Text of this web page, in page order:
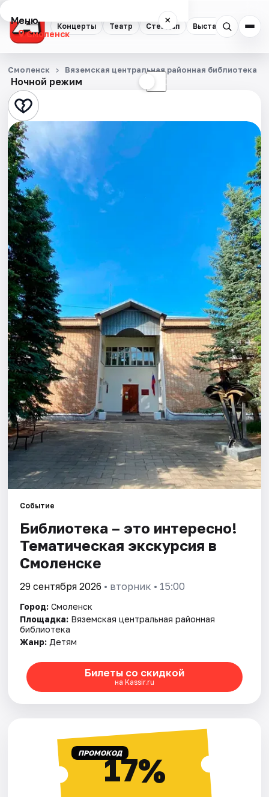
Концерты Театр Стендап Выставки
Меню ×
Смоленск
Концерты
Театр
Стендап
Выставки
Экскурсии
Спорт
События
Города
Площадки
Артисты
Рейтинги
Ночной режим ☾
Смоленск Вяземская центральная районная библиотека
Событие
Библиотека – это интересно!
Тематическая экскурсия в
Смоленске
29 сентября 2026 • вторник • 15:00
Город: Смоленск
Площадка: Вяземская центральная районная
библиотека
Жанр: Детям
Билеты со скидкой
на Kassir.ru
ПРОМОКОД17%